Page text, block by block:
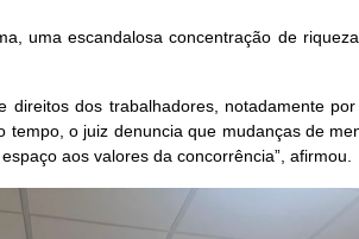
uma escandalosa concentração de
dos trabalhadores, notadamente
o juiz denuncia que mudanças de
aos valores da concorrência”, afirmou.